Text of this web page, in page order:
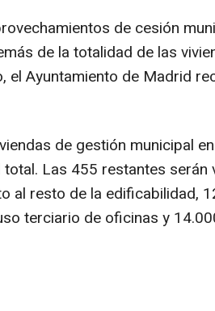
de cesión
de la totalidad de las
el Ayuntamiento de Madrid
de gestión municipal
Las 455 restantes serán
al resto de la edificabilidad,
terciario de oficinas y